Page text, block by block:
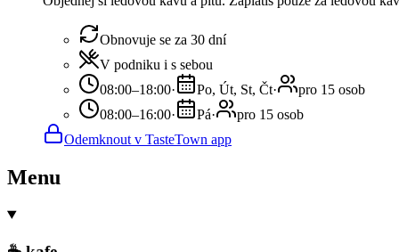
Obnovuje se za 30 dní
V podniku i s sebou
08:00–18:00· Po, Út, St, Čt·
pro 15 osob
08:00–16:00· Pá·
pro 15 osob
Odemknout v TasteTown app
Menu